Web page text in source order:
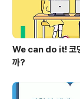
We can do it! 코
까?